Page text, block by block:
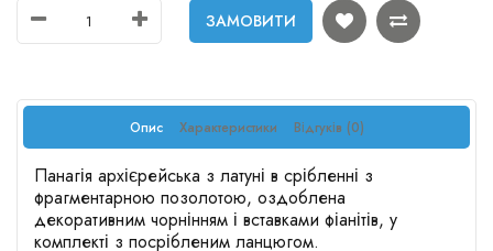
ЗАМОВИТИ
Опис Характеристики Відгуків (0)
Панагія архієрейська з латуні в срібленні з
фрагментарною позолотою, оздоблена
декоративним чорнінням і вставками фіанітів, у
комплекті з посрібленим ланцюгом.